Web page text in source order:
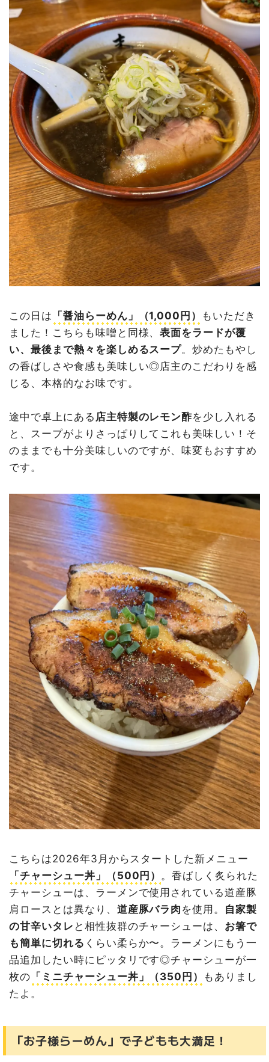
この日は 「醤油らーめん」（1,000円）
もいただき
ました！こちらも味噌と同様、表面をラードが覆
い、最後まで熱々を楽しめるスープ。炒めたもやし
の香ばしさや食感も美味しい◎店主のこだわりを感
じる、本格的なお味です。
途中で卓上にある 店主特製のレモン酢を少し入れる
と、スープがよりさっぱりしてこれも美味しい！そ
のままでも十分美味しいのですが、味変もおすすめ
です。
こちらは2026年3月からスタートした新メニュー
「チャーシュー丼」（500円） 。香ばしく炙られた
チャーシューは、ラーメンで使用されている道産豚
肩ロースとは異なり、 道産豚バラ肉 を使用。 自家製
の甘辛いタレ と相性抜群のチャーシューは、 お箸で
も簡単に切れる くらい柔らか〜。ラーメンにもう一
品追加したい時にピッタリです◎チャーシューが一
枚の 「ミニチャーシュー丼」（350円）
もありまし
たよ。
「お子様らーめん」で子どもも大満足！